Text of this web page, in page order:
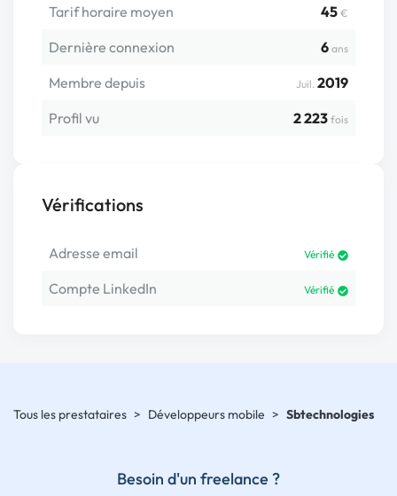
Tarif horaire moyen 45 €
Dernière connexion 6 ans
Membre depuis Juil. 2019
Profil vu
2 223 fois
Vérifications
Adresse email Vérifié
Compte LinkedIn Vérifié
Tous les prestataires > Développeurs mobile > Sbtechnologies
Besoin d'un freelance ?